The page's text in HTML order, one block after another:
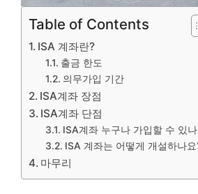
Table of Contents
ISA 계좌란?
출금 한도
의무가입 기간
ISA계좌 장점
ISA계좌 단점
ISA계좌 누구나 가입할 수 있
ISA 계좌는 어떻게 개설하나요
마무리